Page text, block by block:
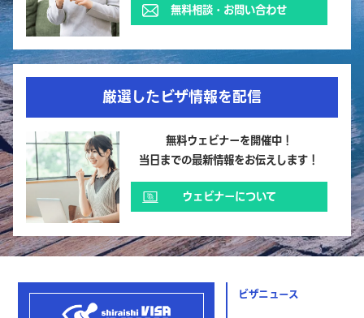
無料相談・お問い合わせ
厳選したビザ情報を配信
無料ウェビナーを開催中！
当日までの最新情報をお伝えします！
ウェビナーについて
ビザニュース